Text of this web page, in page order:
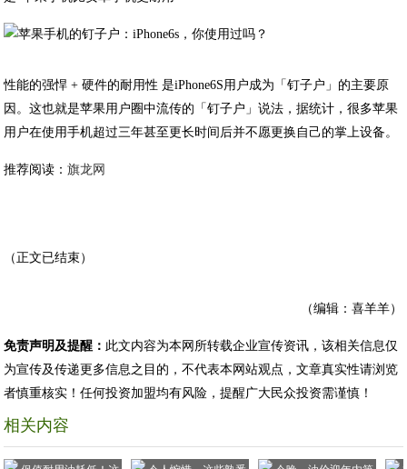
性能的强悍 + 硬件的耐用性 是iPhone6S用户成为「钉子户」的主要原
因。这也就是苹果用户圈中流传的「钉子户」说法，据统计，很多苹果
用户在使用手机超过三年甚至更长时间后并不愿更换自己的掌上设备。
推荐阅读：旗龙网
（正文已结束）
（编辑：喜羊羊）
免责声明及提醒： 此文内容为本网所转载企业宣传资讯，该相关信息仅
为宣传及传递更多信息之目的，不代表本网站观点，文章真实性请浏览
者慎重核实！任何投资加盟均有风险，提醒广大民众投资需谨慎！
相关内容